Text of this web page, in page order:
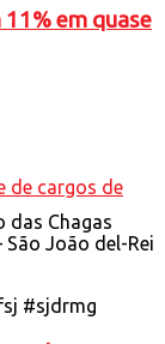
em quase
das Chagas
João del-Rei
#sjdrmg